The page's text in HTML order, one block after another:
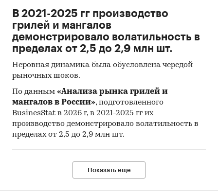
В 2021-2025 гг производство
грилей и мангалов
демонстрировало волатильность в
пределах от 2,5 до 2,9 млн шт.
Неровная динамика была обусловлена чередой
рыночных шоков.
По данным «Анализа рынка грилей и
мангалов в России», подготовленного
BusinesStat в 2026 г, в 2021-2025 гг их
производство демонстрировало волатильность в
пределах от 2,5 до 2,9 млн шт.
Показать еще